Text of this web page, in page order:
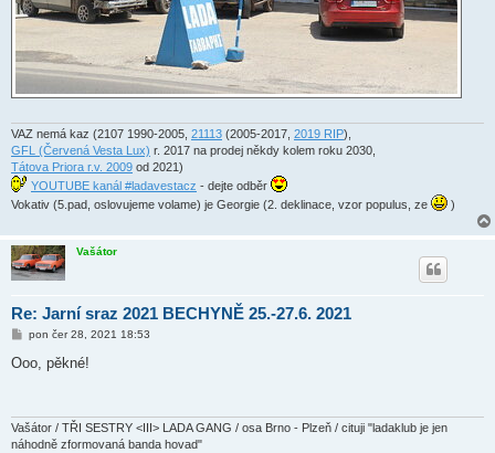
VAZ nemá kaz (2107 1990-2005, 21113 (2005-2017, 2019 RIP),
GFL (Červená Vesta Lux) r. 2017 na prodej někdy kolem roku 2030,
Tátova Priora r.v. 2009 od 2021)
YOUTUBE kanál #ladavestacz - dejte odběr
Vokativ (5.pad, oslovujeme volame) je Georgie (2. deklinace, vzor populus, ze
)
Vašátor
Re: Jarní sraz 2021 BECHYNĚ 25.-27.6. 2021
P
í
e
k
pon čer 28, 2021 18:53
Ooo, pěkné!
Vašátor / TŘI SESTRY <III> LADA GANG / osa Brno - Plzeň / cituji "ladaklub je jen
náhodně zformovaná banda hovad"